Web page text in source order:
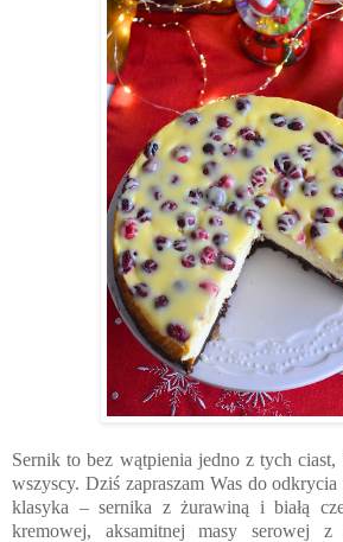
Sernik to bez wątpienia jedno z tych
wszyscy. Dziś zapraszam Was do
klasyka – sernika z żurawiną i białą
kremowej, aksamitnej masy serowej